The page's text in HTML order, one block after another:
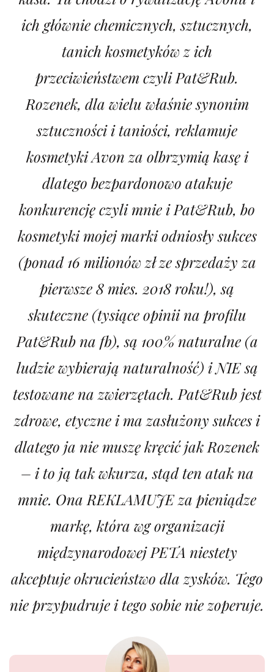
ich głównie chemicznych, sztucznych,
tanich kosmetyków z ich
przeciwieństwem czyli Pat&Rub.
Rozenek, dla wielu właśnie synonim
sztuczności i taniości, reklamuje
kosmetyki Avon za olbrzymią kasę i
dlatego bezpardonowo atakuje
konkurencję czyli mnie i Pat&Rub, bo
kosmetyki mojej marki odniosły sukces
(ponad 16 milionów zł ze sprzedaży za
pierwsze 8 mies. 2018 roku!), są
skuteczne (tysiące opinii na profilu
Pat&Rub na fb), są 100% naturalne (a
ludzie wybierają naturalność) i NIE są
testowane na zwierzętach. Pat&Rub jest
zdrowe, etyczne i ma zasłużony sukces i
dlatego ja nie muszę kręcić jak Rozenek
– i to ją tak wkurza, stąd ten atak na
mnie. Ona REKLAMUJE za pieniądze
markę, która wg organizacji
międzynarodowej PETA niestety
akceptuje okrucieństwo dla zysków. Tego
nie przypudruje i tego sobie nie zoperuje.